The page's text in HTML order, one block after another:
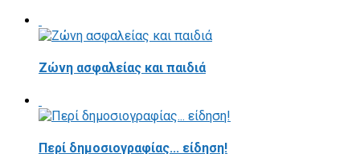
Ζώνη ασφαλείας και παιδιά
Περί δημοσιογραφίας... είδηση!